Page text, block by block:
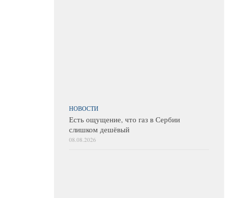
НОВОСТИ
Есть ощущение, что газ в Сербии
слишком дешёвый
08.08.2026